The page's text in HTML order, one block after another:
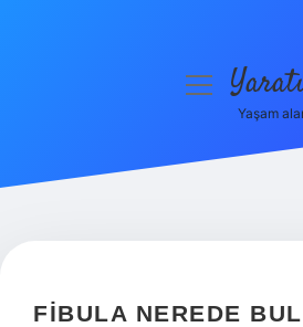
Hakkımızda
menüyü
Yaşam
FIBULA NEREDE